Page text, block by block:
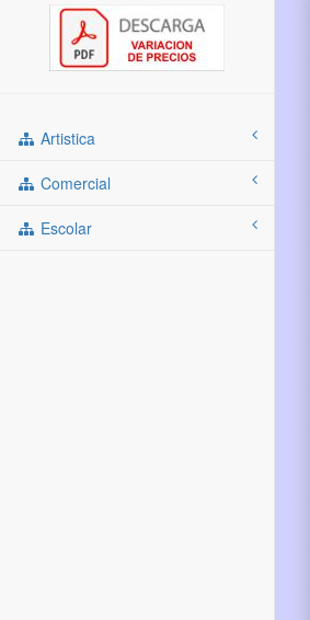
Artistica
Comercial
Escolar